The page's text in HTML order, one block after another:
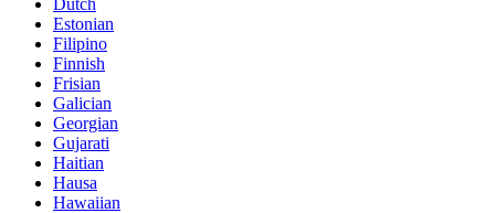
Estonian
Filipino
Finnish
Frisian
Galician
Georgian
Gujarati
Haitian
Hausa
Hawaiian